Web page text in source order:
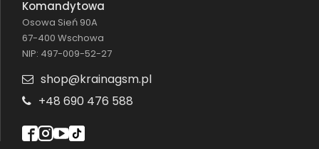
Komandytowa
Osowa Sień 90A
67-400 Wschowa
NIP: 497-009-52-27
shop@krainagsm.pl
+48 690 476 588